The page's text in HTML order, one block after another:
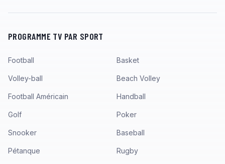
PROGRAMME TV PAR SPORT
Football Basket
Volley-ball Beach Volley
Football Américain Handball
Golf Poker
Snooker Baseball
Pétanque Rugby